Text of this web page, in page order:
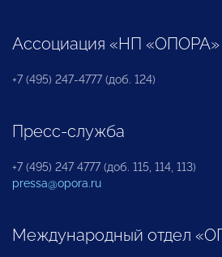
Ассоциация «НП «ОПОРА»
+7 (495) 247-4777 (доб. 124)
Пресс-служба
+7 (495) 247 4777 (доб. 115, 114, 113)
pressa@opora.ru
Международный отдел